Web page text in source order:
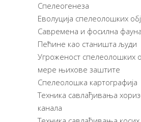
Спелеогенеза
Еволуција спелеолошких
Савремена и фосилна
Пећине као станишта људи
Угроженост спелеолошких
мере њихове заштите
Спелеолошка картографија
Техника савлађивања
канала